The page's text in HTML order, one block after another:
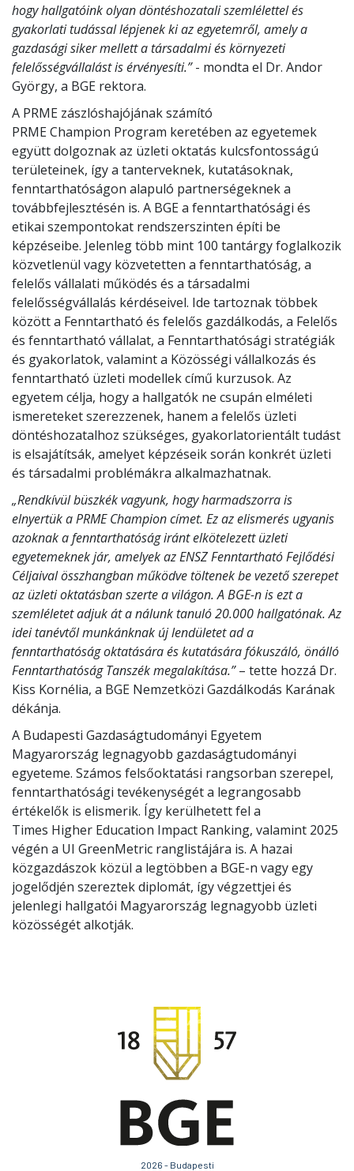
hogy hallgatóink olyan döntéshozatali szemlélettel és
gyakorlati tudással lépjenek ki az egyetemről, amely a
gazdasági siker mellett a társadalmi és környezeti
felelősségvállalást is érvényesíti.”- mondta el Dr. Andor
György, a BGE rektora.
A PRME zászlóshajójának számító
PRME Champion Program keretében az egyetemek
együtt dolgoznak az üzleti oktatás kulcsfontosságú
területeinek, így a tanterveknek, kutatásoknak,
fenntarthatóságon alapuló partnerségeknek a
továbbfejlesztésén is. A BGE a fenntarthatósági és
etikai szempontokat rendszerszinten építi be
képzéseibe. Jelenleg több mint 100 tantárgy foglalkozik
közvetlenül vagy közvetetten a fenntarthatóság, a
felelős vállalati működés és a társadalmi
felelősségvállalás kérdéseivel. Ide tartoznak többek
között a Fenntartható és felelős gazdálkodás, a Felelős
és fenntartható vállalat, a Fenntarthatósági stratégiák
és gyakorlatok, valamint a Közösségi vállalkozás és
fenntartható üzleti modellek című kurzusok. Az
egyetem célja, hogy a hallgatók ne csupán elméleti
ismereteket szerezzenek, hanem a felelős üzleti
döntéshozatalhoz szükséges, gyakorlatorientált tudást
is elsajátítsák, amelyet képzéseik során konkrét üzleti
és társadalmi problémákra alkalmazhatnak.
„Rendkívül büszkék vagyunk, hogy harmadszorra is
elnyertük a PRME Champion címet. Ez az elismerés ugyanis
azoknak a fenntarthatóság iránt elkötelezett üzleti
egyetemeknek jár, amelyek az ENSZ Fenntartható Fejlődési
Céljaival összhangban működve töltenek be vezető szerepet
az üzleti oktatásban szerte a világon. A BGE-n is ezt a
szemléletet adjuk át a nálunk tanuló 20.000 hallgatónak. Az
idei tanévtől munkánknak új lendületet ad a
fenntarthatóság oktatására és kutatására fókuszáló, önálló
Fenntarthatóság Tanszék megalakítása.”– tette hozzá Dr.
Kiss Kornélia, a BGE Nemzetközi Gazdálkodás Karának
dékánja.
A Budapesti Gazdaságtudományi Egyetem
Magyarország legnagyobb gazdaságtudományi
egyeteme. Számos felsőoktatási rangsorban szerepel,
fenntarthatósági tevékenységét a legrangosabb
értékelők is elismerik. Így kerülhetett fel a
Times Higher Education Impact Ranking, valamint 2025
végén a UI GreenMetric ranglistájára is. A hazai
közgazdászok közül a legtöbben a BGE-n vagy egy
jogelődjén szereztek diplomát, így végzettjei és
jelenlegi hallgatói Magyarország legnagyobb üzleti
közösségét alkotják.
2026 - Budapesti